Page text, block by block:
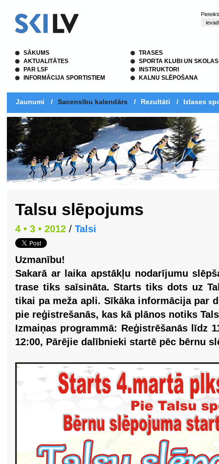
SĀKUMS
AKTUALITĀTES
PAR LSF
INFORMĀCIJA SPORTISTIEM
TRASES
SPORTA KLUBI UN SKOLAS
INSTRUKTORI
KALNU SLĒPOŠANA
Jaunumi / Sacensību kalendārs / Rezultāti / Izlases
Talsu slēpojums
4 • 3 • 2012 / Talsi
Uzmanību!
Sakarā ar laika apstākļu nodarījumu
trase tiks saīsināta. Starts tiks dots uz
tikai pa meža apli. Sīkāka informācija par
pie reģistrešanās, kas kā plānos notiks
Izmaiņas programmā: Reģistrēšanās līdz
12:00, Pārējie dalībnieki startē pēc bērnu